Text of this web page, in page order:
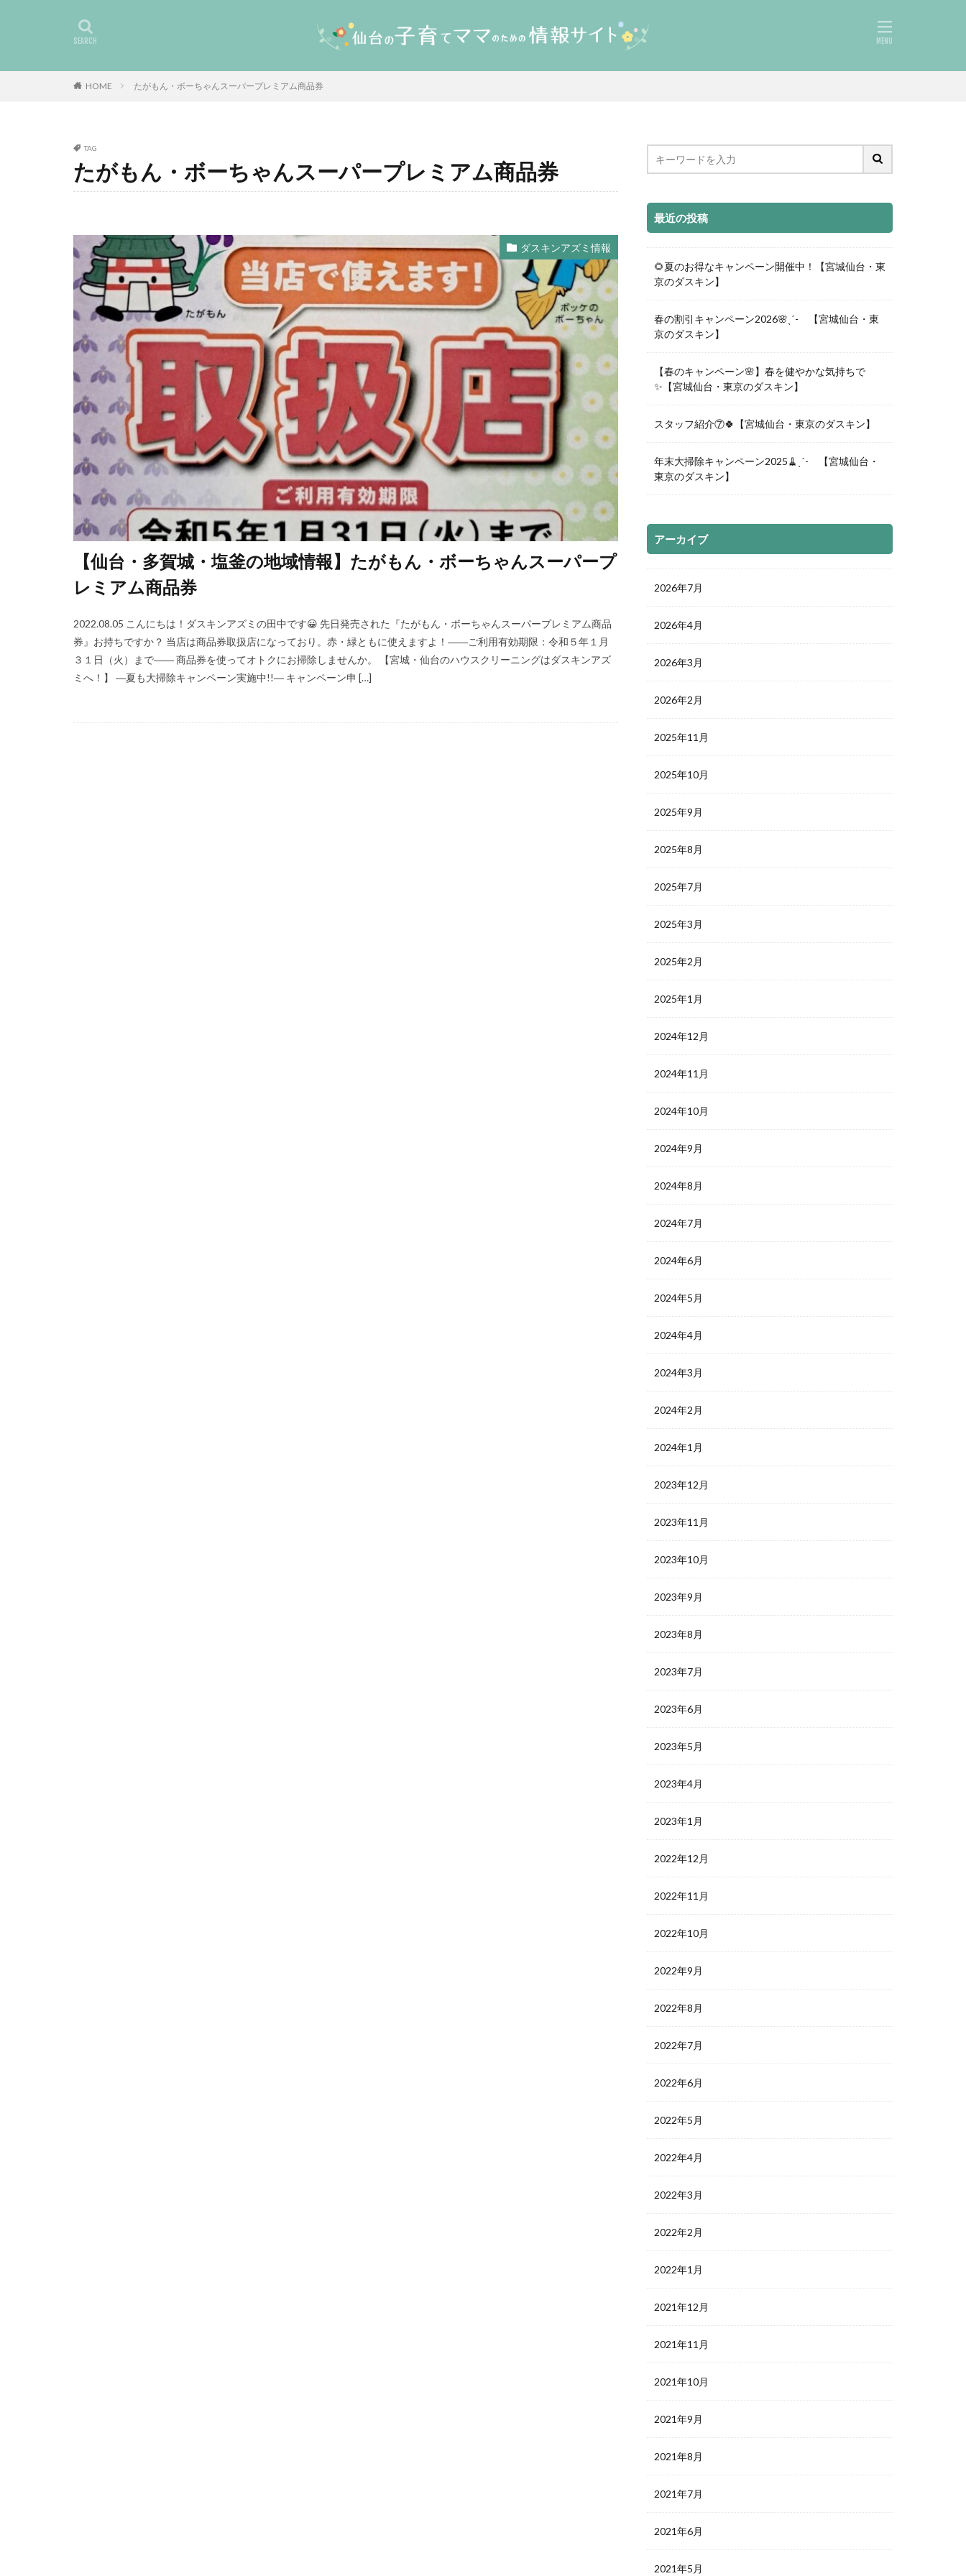
HOME たがもん・ボーちゃんスーパープレミアム商品券
TAG
たがもん・ボーちゃんスーパープレミアム商品券
ダスキンアズミ情報
【仙台・多賀城・塩釜の地域情報】たがもん・ボーちゃんスーパープ
レミアム商品券
2022.08.05 こんにちは！ダスキンアズミの田中です😀 先日発売された『たがもん・ボーちゃんスーパープレミアム商品
券』お持ちですか？ 当店は商品券取扱店になっており。赤・緑ともに使えますよ！――ご利用有効期限：令和５年１月
３１日（火）まで―― 商品券を使ってオトクにお掃除しませんか。 【宮城・仙台のハウスクリーニングはダスキンアズ
ミへ！】 ―夏も大掃除キャンペーン実施中!!― キャンペーン申 […]
最近の投稿
🌻夏のお得なキャンペーン開催中！【宮城仙台・東
京のダスキン】
春の割引キャンペーン2026🌸ˎˊ- 【宮城仙台・東
京のダスキン】
【春のキャンペーン🌸】春を健やかな気持ちで
✨【宮城仙台・東京のダスキン】
スタッフ紹介⑦🍀【宮城仙台・東京のダスキン】
年末大掃除キャンペーン2025🧹ˎˊ- 【宮城仙台・
東京のダスキン】
アーカイブ
2026年7月
2026年4月
2026年3月
2026年2月
2025年11月
2025年10月
2025年9月
2025年8月
2025年7月
2025年3月
2025年2月
2025年1月
2024年12月
2024年11月
2024年10月
2024年9月
2024年8月
2024年7月
2024年6月
2024年5月
2024年4月
2024年3月
2024年2月
2024年1月
2023年12月
2023年11月
2023年10月
2023年9月
2023年8月
2023年7月
2023年6月
2023年5月
2023年4月
2023年1月
2022年12月
2022年11月
2022年10月
2022年9月
2022年8月
2022年7月
2022年6月
2022年5月
2022年4月
2022年3月
2022年2月
2022年1月
2021年12月
2021年11月
2021年10月
2021年9月
2021年8月
2021年7月
2021年6月
2021年5月